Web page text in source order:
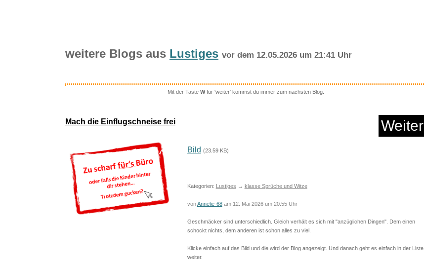
weitere Blogs aus Lustiges vor dem 12.05.2026 um 21:41 Uhr
Mit der Taste Wfür 'weiter' kommst du immer zum nächsten Blog.
Mach die Einflugschneise frei Weiter
Bild (23.59 KB)
Kategorien: Lustiges → klasse Sprüche und Witze
vonAnnelie-68am 12. Mai 2026 um 20:55 Uhr
Geschmäcker sind unterschiedlich. Gleich verhält es sich mit "anzüglichen Dingen". Dem einen
schockt nichts, dem anderen ist schon alles zu viel.
Klicke einfach auf das Bild und die wird der Blog angezeigt. Und danach geht es einfach in der Liste
weiter.